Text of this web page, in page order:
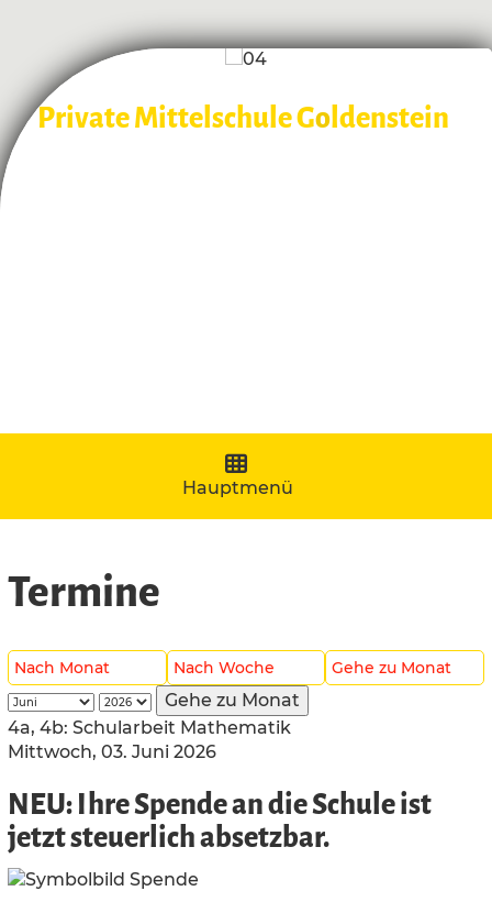
Private Mittelschule Goldenstein
Navigation aufklappen
Hauptmenü
Termine
Nach Monat Nach Woche Gehe zu Monat
Gehe zu Monat
4a, 4b: Schularbeit Mathematik
Mittwoch, 03. Juni 2026
NEU: Ihre Spende an die Schule ist
jetzt steuerlich absetzbar.